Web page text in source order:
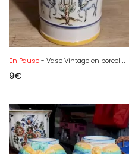
En Pause- Vase Vintage en porcelaine
9€